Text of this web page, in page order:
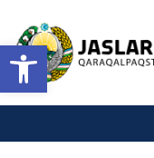
Open toolbar
content